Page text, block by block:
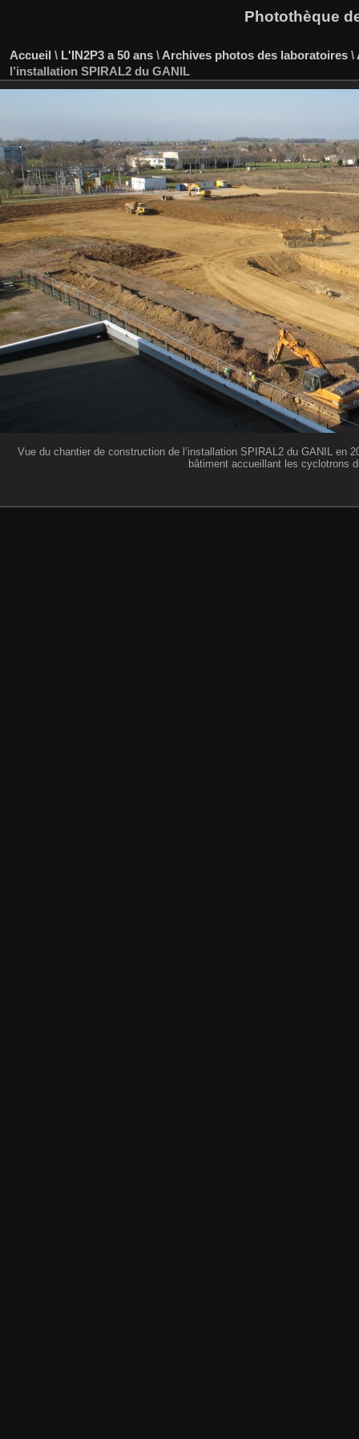
Photothèque
Accueil \ L'IN2P3 a 50 ans \ Archives photos des laboratoires \
l’installation SPIRAL2 du GANIL
Vue du chantier de construction de l’installation SPIRAL2 du GANIL en
bâtiment accueillant les cyclotrons